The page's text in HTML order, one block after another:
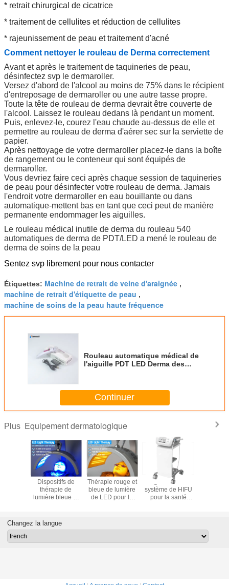
* retrait chirurgical de cicatrice
* traitement de cellulites et réduction de cellulites
* rajeunissement de peau et traitement d'acné
Comment nettoyer le rouleau de Derma correctement
Avant et après le traitement de taquineries de peau,
désinfectez svp le dermaroller.
Versez d'abord de l'alcool au moins de 75% dans le récipient
d'entreposage de dermaroller ou une autre tasse propre.
Toute la tête de rouleau de derma devrait être couverte de
l'alcool. Laissez le rouleau dedans là pendant un moment.
Puis, enlevez-le, courez l'eau chaude au-dessus de elle et
permettre au rouleau de derma d'aérer sec sur la serviette de
papier.
Après nettoyage de votre dermaroller placez-le dans la boîte
de rangement ou le conteneur qui sont équipés de
dermaroller.
Vous devriez faire ceci après chaque session de taquineries
de peau pour désinfecter votre rouleau de derma. Jamais
l'endroit votre dermaroller en eau bouillante ou dans
automatique-mettent bas en tant que ceci peut de manière
permanente endommager les aiguilles.
Le rouleau médical inutile de derma du rouleau 540
automatiques de derma de PDT/LED a mené le rouleau de
derma de soins de la peau
Sentez svp librement pour nous contacter
Étiquettes: Machine de retrait de veine d'araignée ,
machine de retrait d'étiquette de peau ,
machine de soins de la peau haute fréquence
Rouleau automatique médical de
l'aiguille PDT LED Derma des
Continuer
Plus Equipement dermatologique
Dispositifs de
thérapie de
lumière bleue et
Thérapie rouge et
bleue de lumière
de LED pour la
Vagin serrant le
système de HIFU
pour la santé
Changez la langue